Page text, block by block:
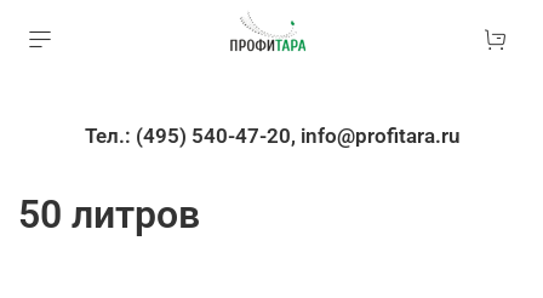
Тел.: (495) 540-47-20, info@profitara.ru
50 литров